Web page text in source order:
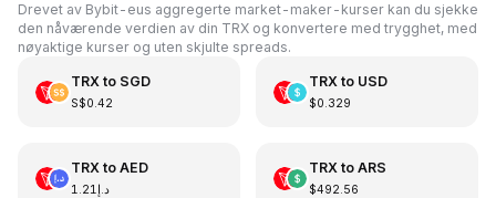
Drevet av Bybit-eus aggregerte market-maker-kurser kan du sjekke
den nåværende verdien av din TRX og konvertere med trygghet, med
nøyaktige kurser og uten skjulte spreads.
TRXto SGD
S$0.42
TRXto USD
$0.329
TRXto AED
د.إ1.21
TRXto ARS
$492.56